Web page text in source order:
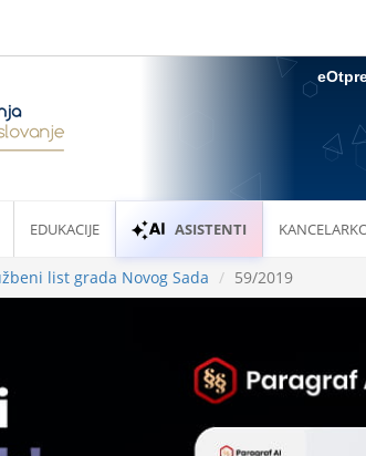
EDUKACIJE ASISTENTI
list grada Novog Sada 59/2019